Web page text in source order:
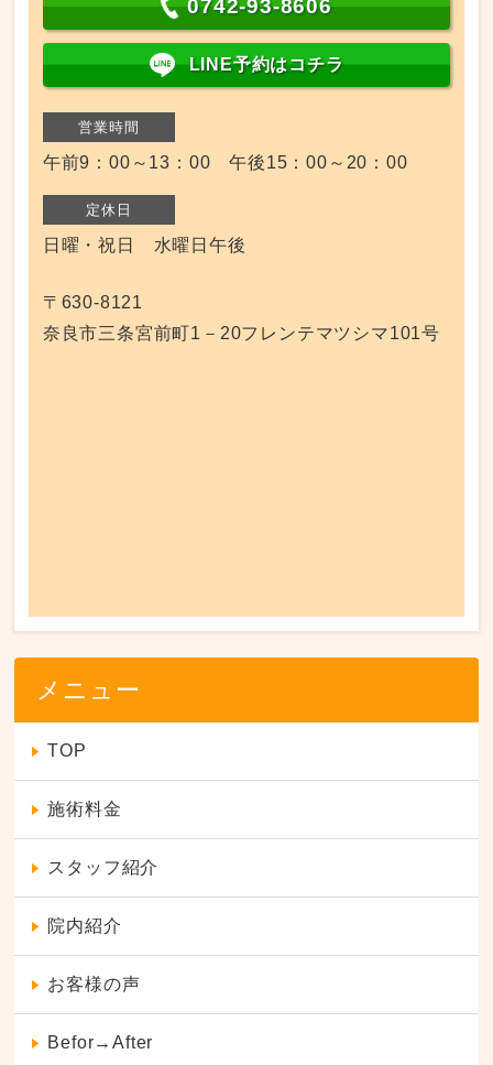
0742-93-8606
LINE予約はコチラ
営業時間
午前9：00～13：00 午後15：00～20：00
定休日
日曜・祝日 水曜日午後
〒630-8121
奈良市三条宮前町1－20フレンテマツシマ101号
メニュー
TOP
施術料金
スタッフ紹介
院内紹介
お客様の声
Befor→After